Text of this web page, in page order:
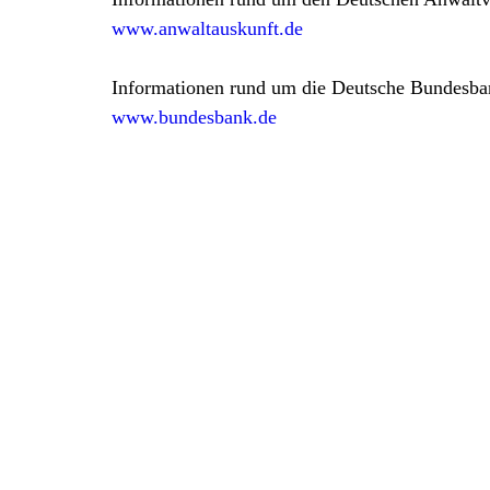
www.anwaltauskunft.de
Informationen rund um die Deutsche
www.bundesbank.de